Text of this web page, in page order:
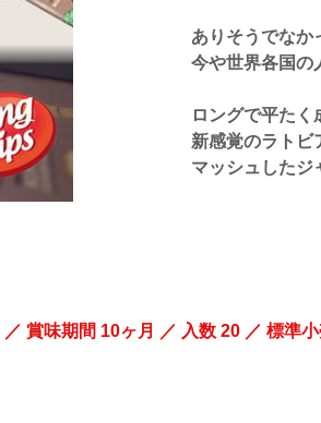
ありそうでなか
今や世界各国の
ロングで平たく
新感覚のラトビ
マッシュしたジ
／ 賞味期間 10ヶ月 ／ 入数 20 ／ 標準